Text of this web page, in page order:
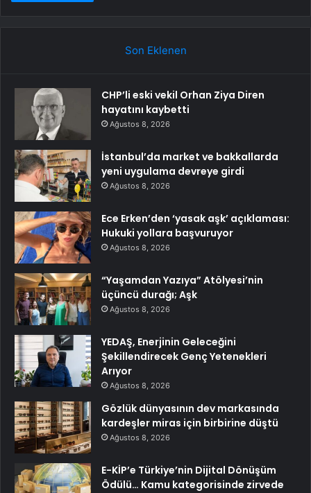
Son Eklenen
CHP’li eski vekil Orhan Ziya Diren
hayatını kaybetti
Ağustos 8, 2026
İstanbul’da market ve bakkallarda
yeni uygulama devreye girdi
Ağustos 8, 2026
Ece Erken’den ‘yasak aşk’ açıklaması:
Hukuki yollara başvuruyor
Ağustos 8, 2026
“Yaşamdan Yazıya” Atölyesi’nin
üçüncü durağı; Aşk
Ağustos 8, 2026
YEDAŞ, Enerjinin Geleceğini
Şekillendirecek Genç Yetenekleri
Arıyor
Ağustos 8, 2026
Gözlük dünyasının dev markasında
kardeşler miras için birbirine düştü
Ağustos 8, 2026
E-KİP’e Türkiye’nin Dijital Dönüşüm
Ödülü… Kamu kategorisinde zirvede